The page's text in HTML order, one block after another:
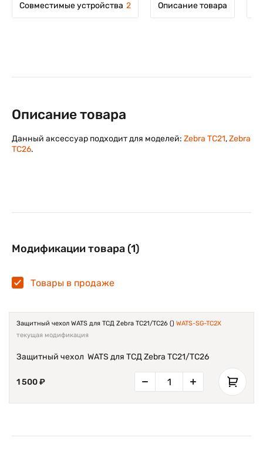
Совместимые устройства 2 Описание товара
Описание товара
Данный аксессуар подходит для моделей: Zebra TC21,Zebra
TC26.
Модификации товара (1)
Товары в продаже
Защитный чехол WATS для ТСД Zebra TC21/TC26 () WATS-SG-TC2X
текущая модификация
Защитный чехол WATS для ТСД Zebra TC21/TC26
1 500 ₽